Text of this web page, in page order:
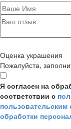
Оценка украшения
Пожалуйста,
Я согласен на
соответствии с
пользовательским
обработки